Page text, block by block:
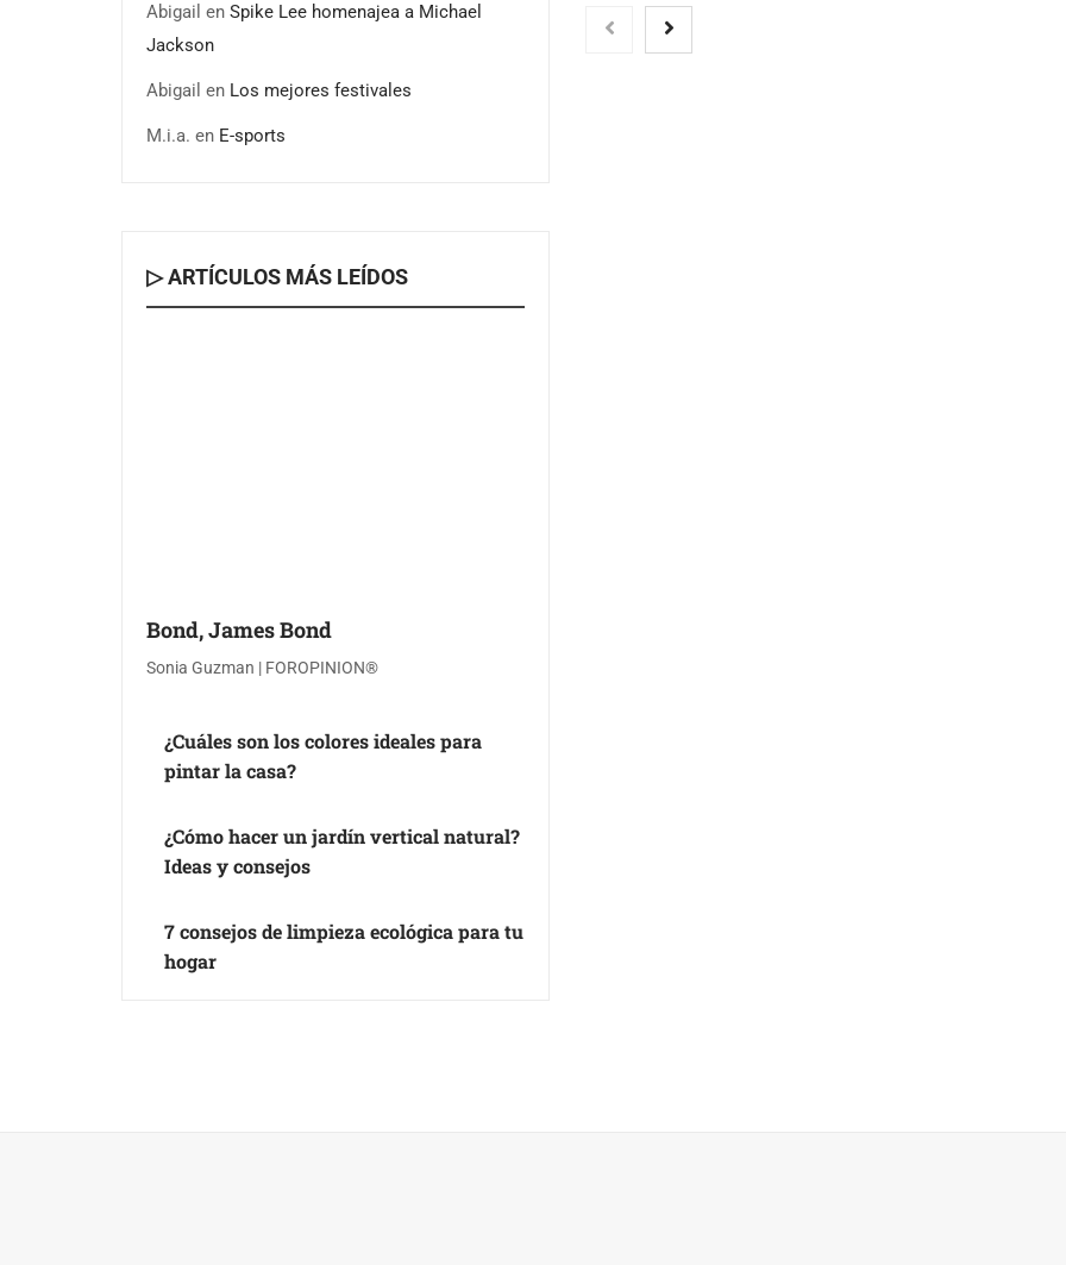
Toro Tapas inaugura su Raw
Bar: una experiencia desde
Abigail en Spike Lee homenajea a Michael
Jackson
Abigail en Los mejores festivales
M.i.a. en E-sports
▷ ARTÍCULOS MÁS LEÍDOS
Bond, James Bond
Sonia Guzman | FOROPINION®
¿Cuáles son los colores ideales para
pintar la casa?
¿Cómo hacer un jardín vertical natural?
Ideas y consejos
7 consejos de limpieza ecológica para tu
hogar